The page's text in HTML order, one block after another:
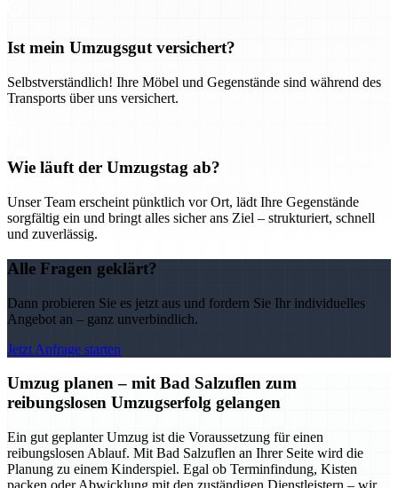
Ist mein Umzugsgut versichert?
Selbstverständlich! Ihre Möbel und Gegenstände sind während des
Transports über uns versichert.
Wie läuft der Umzugstag ab?
Unser Team erscheint pünktlich vor Ort, lädt Ihre Gegenstände
sorgfältig ein und bringt alles sicher ans Ziel – strukturiert, schnell
und zuverlässig.
Alle Fragen geklärt?
Dann probieren Sie es jetzt aus und fordern Sie Ihr individuelles
Angebot an – ganz unverbindlich.
Jetzt Anfrage starten
Umzug planen – mit Bad Salzuflen zum
reibungslosen Umzugserfolg gelangen
Ein gut geplanter Umzug ist die Voraussetzung für einen
reibungslosen Ablauf. Mit Bad Salzuflen an Ihrer Seite wird die
Planung zu einem Kinderspiel. Egal ob Terminfindung, Kisten
packen oder Abwicklung mit den zuständigen Dienstleistern – wir